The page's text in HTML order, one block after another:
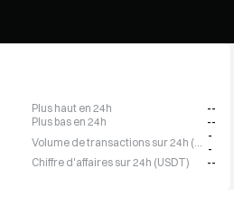
Plus haut en 24h
--
Plus bas en 24h
--
-
-
Chiffre d'affaires sur 24h (USDT)
--